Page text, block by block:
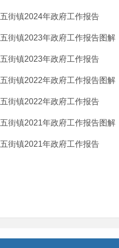
五街镇2024年政府工作报告
五街镇2023年政府工作报告图解
五街镇2023年政府工作报告
五街镇2022年政府工作报告图解
五街镇2022年政府工作报告
五街镇2021年政府工作报告图解
五街镇2021年政府工作报告